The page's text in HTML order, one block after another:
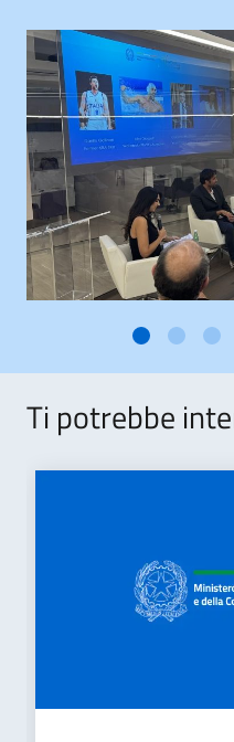
Ti potrebbe